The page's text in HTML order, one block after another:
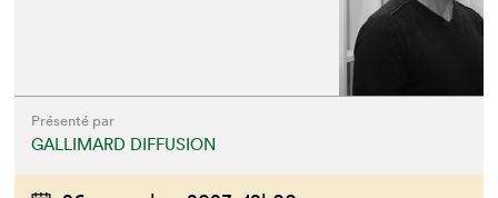
Présenté par
GALLIMARD DIFFUSION